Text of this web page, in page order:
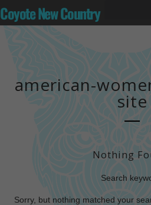
Coyote New Country
american-
site
Nothing
Search
Sorry, but nothing matched your